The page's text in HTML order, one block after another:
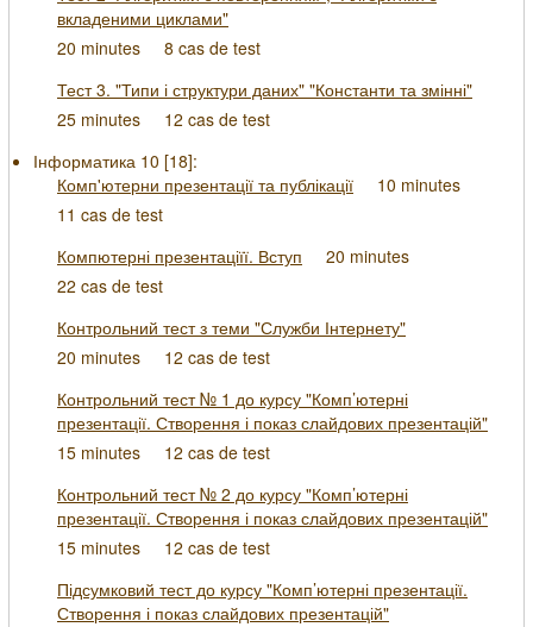
вкладеними циклами"
20 minutes
8 cas de test
Тест 3. "Типи і структури даних" "Константи та змінні"
25 minutes
12 cas de test
Інформатика 10 [18]:
Комп'ютерни презентації та публікації
10 minutes
11 cas de test
Компютерні презентаціїї. Вступ
20 minutes
22 cas de test
Контрольний тест з теми "Служби Інтернету"
20 minutes
12 cas de test
Контрольний тест № 1 до курсу "Комп’ютерні
презентації. Створення і показ слайдових презентацій"
15 minutes
12 cas de test
Контрольний тест № 2 до курсу "Комп’ютерні
презентації. Створення і показ слайдових презентацій"
15 minutes
12 cas de test
Підсумковий тест до курсу "Комп’ютерні презентації.
Створення і показ слайдових презентацій"